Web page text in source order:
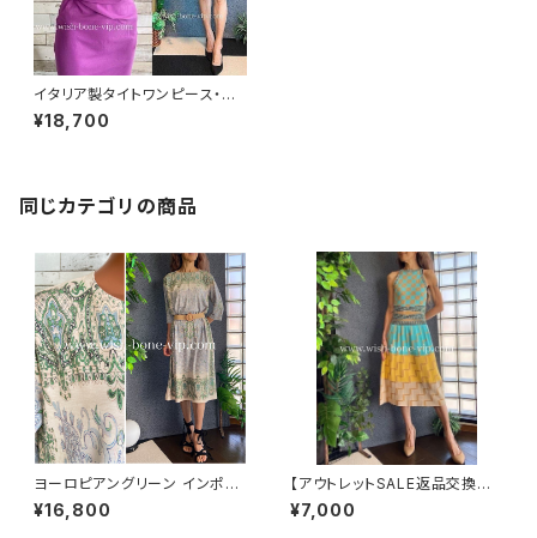
イタリア製タイトワンピース・美
シルエットタイトドレス｜RINAS
CIMENTO/リナシメント インポ
¥18,700
同じカテゴリの商品
ヨーロピアングリーン インポー
トワンピース｜ストレッチジャー
ジ 七分袖ワンピース｜グリーン
¥16,800
【アウトレットSALE返品交換不
可8/20まで】ホルターネック＆
厚手ニットワンピース｜切り替え
¥7,000